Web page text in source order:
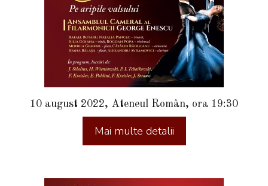
10 august 2022, Ateneul Român, ora 19:30